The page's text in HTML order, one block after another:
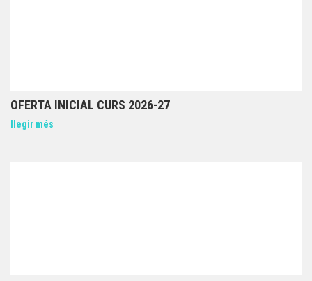
OFERTA INICIAL CURS 2026-27
llegir més